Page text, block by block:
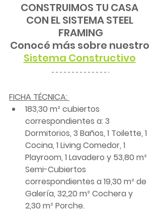
CONSTRUIMOS TU CASA
CON EL SISTEMA STEEL
FRAMING
Conocé más sobre nuestro
Sistema Constructivo
FICHA TÉCNICA:
183,30 m² cubiertos
correspondientes a: 3
Dormitorios, 3 Baños, 1 Toilette, 1
Cocina, 1 Living Comedor, 1
Playroom, 1 Lavadero y 53,80 m²
Semi-Cubiertos
correspondientes a 19,30 m² de
Galería, 32,20 m² Cochera y
2,30 m² Porche.